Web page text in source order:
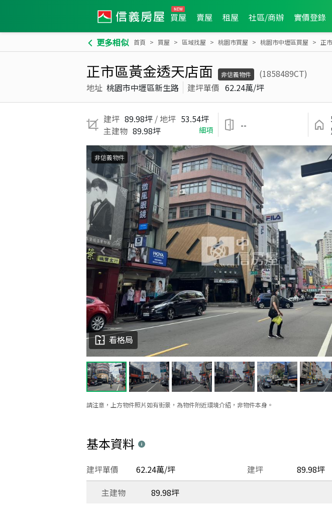
買屋 賣屋 租屋 社區/商辦 實價登錄
更多相似 首頁 買屋 區域找屋 桃園市買屋 桃園市中壢區買屋 正
正市區黃金透天店面 非信義物件
(1858489CT)
地址 桃園市中壢區新生路 建坪單價 62.24萬/坪
建坪 89.98坪 / 地坪 53.54坪
主建物 89.98坪 細項 --
請注意，上方物件照片如有街景，為物件附近環境介紹，非物件本身。
看格局
非信義物件
基本資料
建坪 89.98坪
建坪單價 62.24萬/坪
主建物
89.98坪